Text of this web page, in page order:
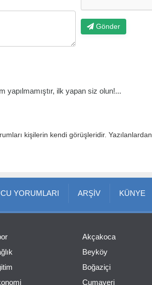
Gönder
yapılmamıştır, ilk yapan siz olun!...
kişilerin kendi görüşleridir. Yazılanlardan
YORUMLARI ARŞİV KÜNYE
Akçakoca
Beyköy
Boğaziçi
Cumayeri